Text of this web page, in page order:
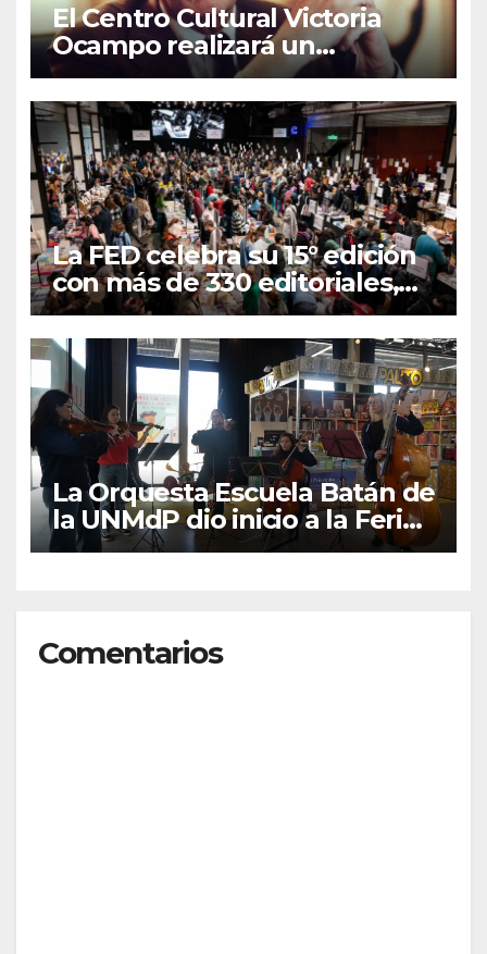
El Centro Cultural Victoria
Ocampo realizará un
homenaje a Borges durante
agosto
La FED celebra su 15° edición
con más de 330 editoriales,
charlas y reconocimientos
La Orquesta Escuela Batán de
la UNMdP dio inicio a la Feria
del Libro Infantil y Juvenil
Comentarios